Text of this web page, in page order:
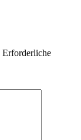
Erforderliche